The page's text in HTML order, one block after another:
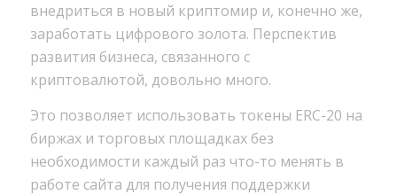
внедриться в новый криптомир и, конечно же,
заработать цифрового золота. Перспектив
развития бизнеса, связанного с
криптовалютой, довольно много.
Это позволяет использовать токены ERC-20 на
биржах и торговых площадках без
необходимости каждый раз что-то менять в
работе сайта для получения поддержки